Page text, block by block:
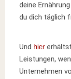
deine
du dich täglich
Und hier
Leistungen,
Unternehmen